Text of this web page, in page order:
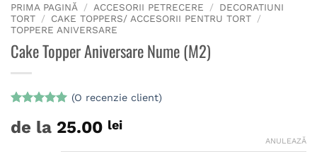
PRIMA PAGINĂ / ACCESORII PETRECERE / DECORATIUNI
TORT / CAKE TOPPERS/ ACCESORII PENTRU TORT /
TOPPERE ANIVERSARE
Cake Topper Aniversare Nume (M2)
5din 5 pe
baza unei
(O recenzie client)
de la 25.00 lei
ANULEAZĂ